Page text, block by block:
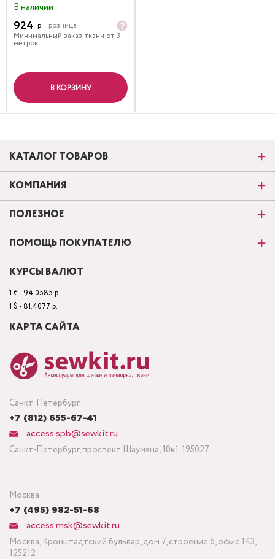
В наличии
924 р.
розница
Минимальный заказ ткани от 3
метров
В КОРЗИНУ
Санкт-Петербург
+7 (812) 655-67-41
access.spb@sewkit.ru
Санкт-Петербург, проспект Шаумяна, 10к1, 195027
Москва
+7 (495) 982-51-68
access.msk@sewkit.ru
Москва, Кронштадтский бульвар, дом 7, строение 6, офис 143,
125212
КАТАЛОГ ТОВАРОВ
КОМПАНИЯ
ПОЛЕЗНОЕ
ПОМОЩЬ ПОКУПАТЕЛЮ
КУРСЫ ВАЛЮТ
1 € - 94.0585 р.
1 $ - 81.4077 р.
КАРТА САЙТА